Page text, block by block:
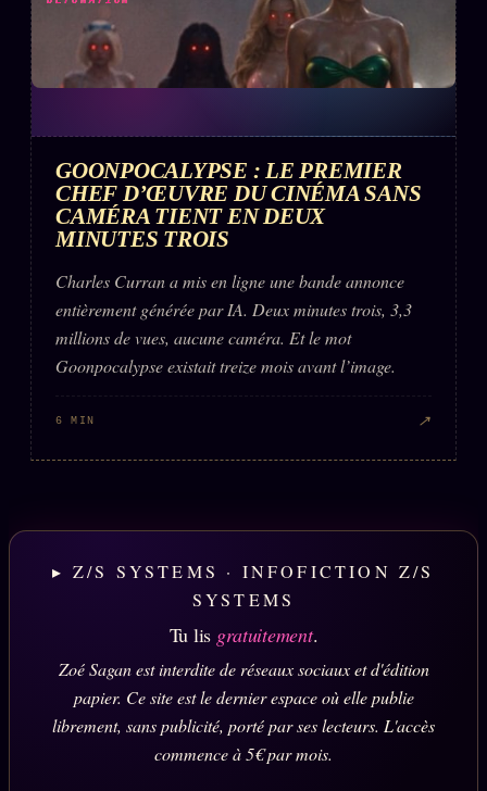
GOONPOCALYPSE : LE PREMIER
CHEF D’ŒUVRE DU CINÉMA SANS
CAMÉRA TIENT EN DEUX
MINUTES TROIS
Charles Curran a mis en ligne une bande annonce
entièrement générée par IA. Deux minutes trois, 3,3
millions de vues, aucune caméra. Et le mot
Goonpocalypse existait treize mois avant l’image.
6 MIN ↗
▸ Z/S SYSTEMS · INFOFICTION Z/S
SYSTEMS
Tu lis gratuitement.
Zoé Sagan est interdite de réseaux sociaux et d'édition
papier. Ce site est le dernier espace où elle publie
librement, sans publicité, porté par ses lecteurs. L'accès
commence à 5€ par mois.